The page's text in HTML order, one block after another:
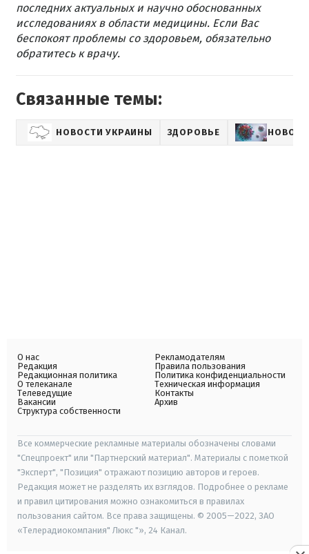
последних актуальных и научно обоснованных
исследованиях в области медицины. Если Вас
беспокоят проблемы со здоровьем, обязательно
обратитесь к врачу.
Связанные темы:
НОВОСТИ УКРАИНЫ ЗДОРОВЬЕ
О нас
Редакция
Редакционная политика
О телеканале
Телеведущие
Вакансии
Структура собственности
Рекламодателям
Правила пользования
Политика конфиденциальности
Техническая информация
Контакты
Архив
Все коммерческие рекламные материалы обозначены словами
"Спецпроект" или "Партнерский материал". Материалы с пометкой
"Эксперт", "Позиция" отражают позицию авторов и героев.
Редакция может не разделять их взглядов. Подробнее о рекламе
и правил цитирования можно ознакомиться в правилах
пользования сайтом. Все права защищены. © 2005—2022, ЗАО
«Телерадиокомпания" Люкс "», 24 Канал.